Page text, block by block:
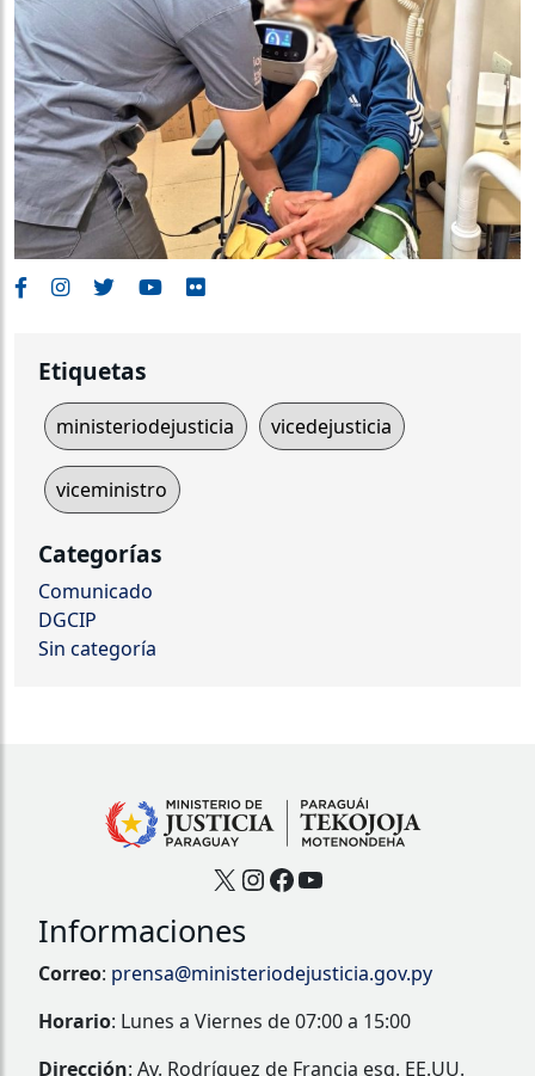
Etiquetas
ministeriodejusticia vicedejusticia
viceministro
Categorías
Comunicado
DGCIP
Sin categoría
X Instagram
Facebook
YouTube
Informaciones
Correo: prensa@ministeriodejusticia.gov.py
Horario: Lunes a Viernes de 07:00 a 15:00
Dirección: Av. Rodríguez de Francia esq. EE.UU.